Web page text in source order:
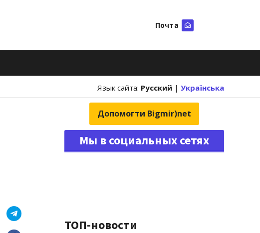
Почта
Язык сайта: Русский | Українська
Допомогти Bigmir)net
Мы в социальных сетях
ТОП-новости